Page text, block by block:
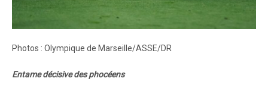
Photos : Olympique de Marseille/ASSE/DR
Entame décisive des phocéens